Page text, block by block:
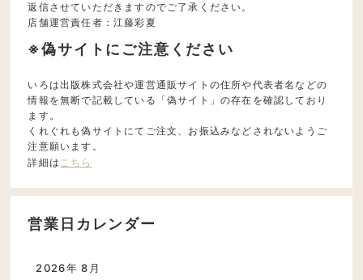
返信させていただきますのでご了承ください。
店舗運営責任者：江藤彩夏
※偽サイトにご注意ください
いろは出版株式会社や運営通販サイトの住所や代表者名などの
情報を無断で記載している「偽サイト」の存在を確認しており
ます。
くれぐれも偽サイトにてご注文、お振込みなどされないようご
注意願います。
詳細は こちら
営業日カレンダー
2026年 8月